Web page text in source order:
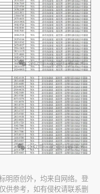
明原创外，均来自网络。登
供参考，如有侵权请联系删